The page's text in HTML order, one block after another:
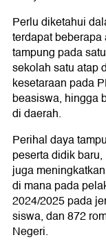
Perlu diketahui
terdapat
tampung pada
sekolah satu atap
kesetaraan pada
beasiswa, hingga
di daerah.
Perihal daya
peserta didik
juga
di mana pada
2024/2025 pada
siswa, dan 872
Negeri.